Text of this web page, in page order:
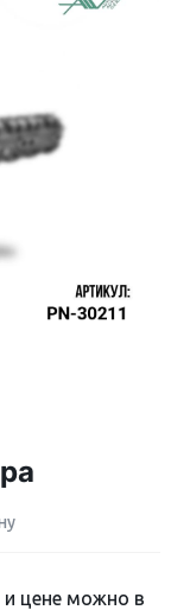
цене можно в